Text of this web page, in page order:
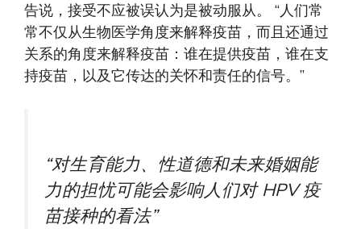
告说，接受不应被误认为是被动服从。 “人们常
常不仅从生物医学角度来解释疫苗，而且还通过
关系的角度来解释疫苗：谁在提供疫苗，谁在支
持疫苗，以及它传达的关怀和责任的信号。”
“对生育能力、性道德和未来婚姻能
力的担忧可能会影响人们对 HPV 疫
苗接种的看法”